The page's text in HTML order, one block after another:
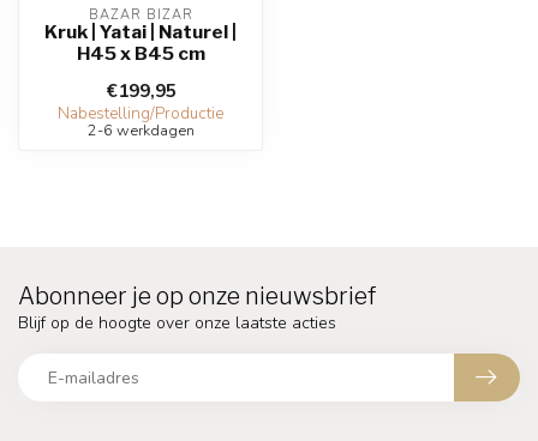
BAZAR BIZAR
Kruk | Yatai | Naturel |
H45 x B45 cm
€199,95
Nabestelling/Productie
2-6 werkdagen
Abonneer je op onze nieuwsbrief
Blijf op de hoogte over onze laatste acties